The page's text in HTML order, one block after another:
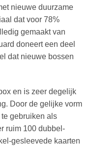
nieuwe duurzame
dat voor 78%
gemaakt van
doneert een deel
dat nieuwe bossen
en is zeer degelijk
Door de gelijke vorm
gebruiken als
ruim 100 dubbel-
gesleevede kaarten